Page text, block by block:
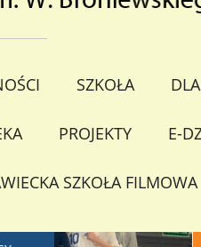
SZKOŁA
PROJEKTY E-
SZKOŁA FILMOWA